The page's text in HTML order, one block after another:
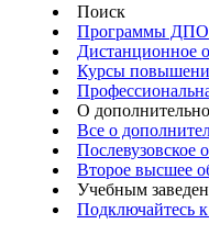
Поиск
Программы ДПО
Дистанционное
Курсы
О
Все о
Послевузовское
Второе высшее
Учебным
Подключайтесь к